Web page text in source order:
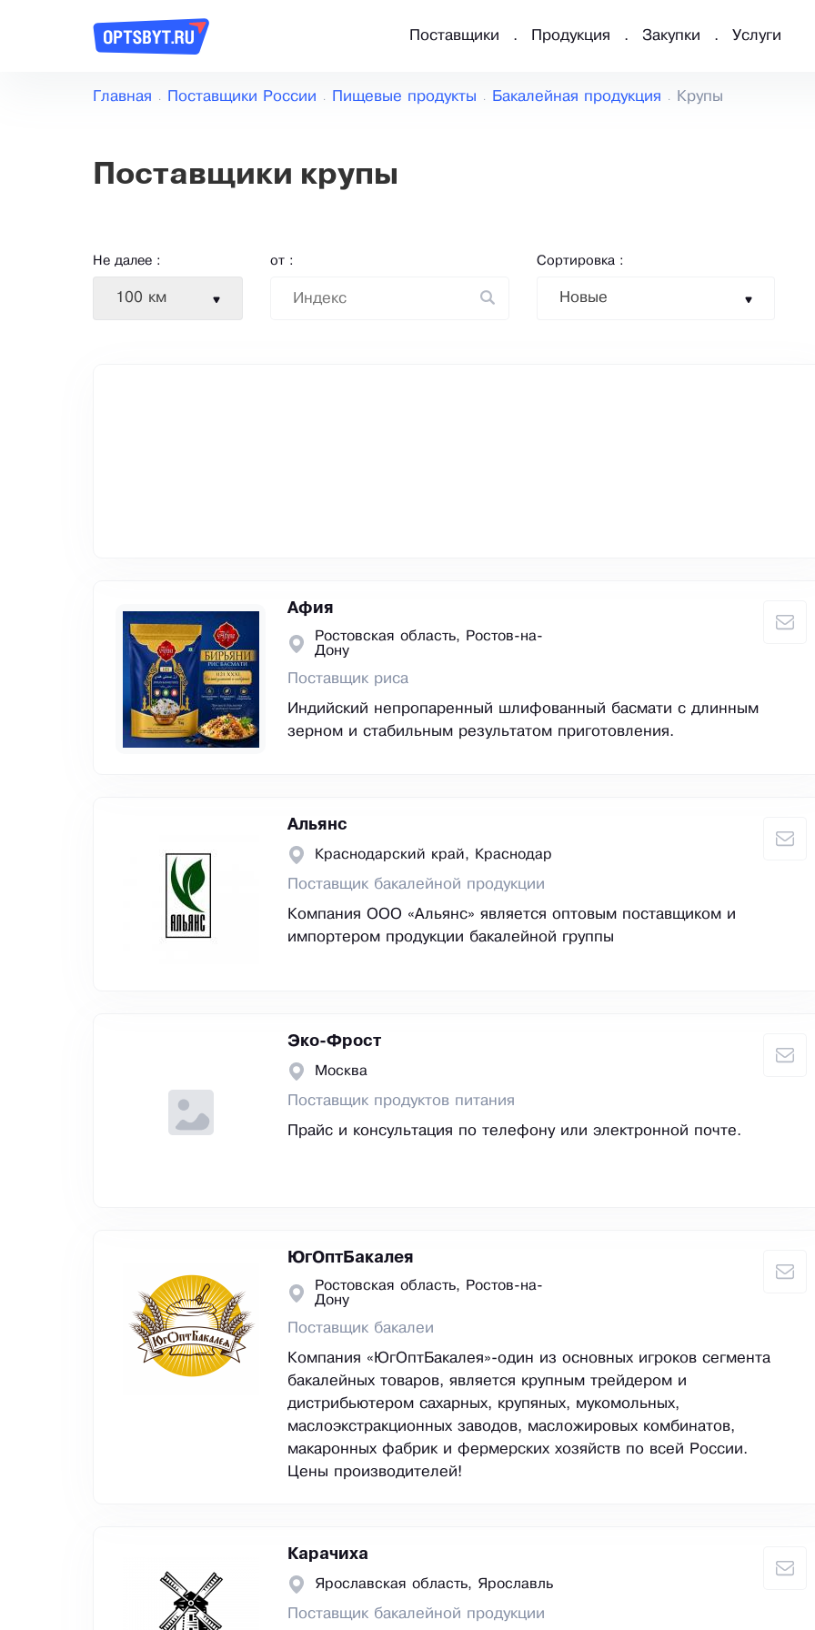
Поставщики Продукция Закупки Услуги
Главная Поставщики России Пищевые продукты Бакалейная продукция Крупы
Поставщики крупы
Не далее :
100 км
от : Сортировка :
Новые
Афия
Ростовская область, Ростов-на-
Дону
Поставщик риса
Индийский непропаренный шлифованный басмати с длинным
зерном и стабильным результатом приготовления.
Альянс
Краснодарский край, Краснодар
Поставщик бакалейной продукции
Компания ООО «Альянс» является оптовым поставщиком и
импортером продукции бакалейной группы
Эко-Фрост
Москва
Поставщик продуктов питания
Прайс и консультация по телефону или электронной почте.
ЮгОптБакалея
Ростовская область, Ростов-на-
Дону
Поставщик бакалеи
Компания «ЮгОптБакалея»-один из основных игроков сегмента
бакалейных товаров, является крупным трейдером и
дистрибьютером сахарных, крупяных, мукомольных,
маслоэкстракционных заводов, масложировых комбинатов,
макаронных фабрик и фермерских хозяйств по всей России.
Цены производителей!
Карачиха
Ярославская область, Ярославль
Поставщик бакалейной продукции